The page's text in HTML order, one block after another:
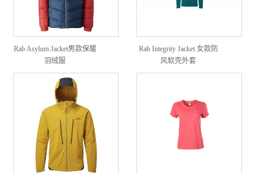
Rab Asylum Jacket男款保暖
羽绒服
Rab Integrity Jacket 女款防
风软壳外套